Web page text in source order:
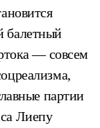
балетный
— совсем
партии
Лиепу